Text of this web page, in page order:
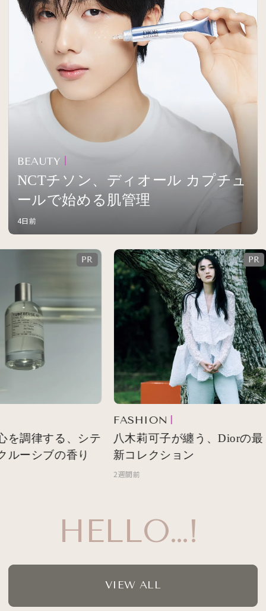
BEAUTY
NCTチソン、ディオール カプチュ
ールで始める肌管理
4日前
HELLO…!
調律する、シテ
ーシブの香り
FASHION
八木莉可子が纏う、Diorの最
新コレクション
2週間前
VIEW ALL